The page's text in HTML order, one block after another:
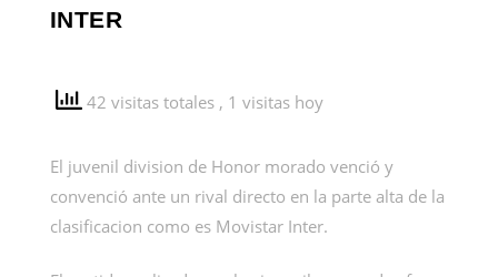
INTER
42 visitas totales , 1 visitas hoy
El juvenil division de Honor morado venció y
convenció ante un rival directo en la parte alta de la
clasificacion como es Movistar Inter.